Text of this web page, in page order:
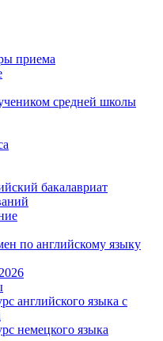
приема
средней школы
бакалавриат
по английскому языку
английского языка с
немецкого языка